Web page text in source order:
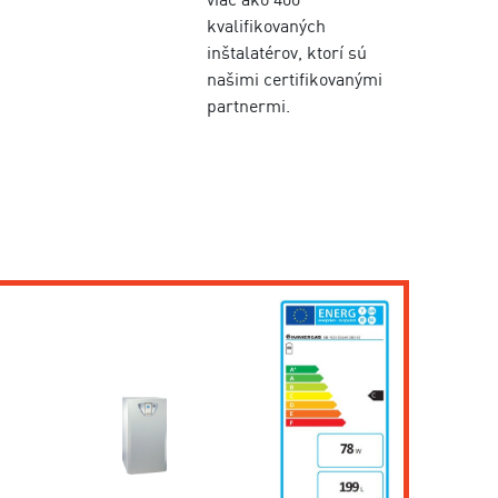
kvalifikovaných
inštalatérov, ktorí sú
našimi certifikovanými
partnermi.